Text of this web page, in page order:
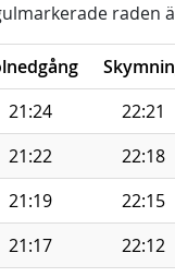
raden
21:24 22:21
21:22 22:18
21:19 22:15
21:17 22:12